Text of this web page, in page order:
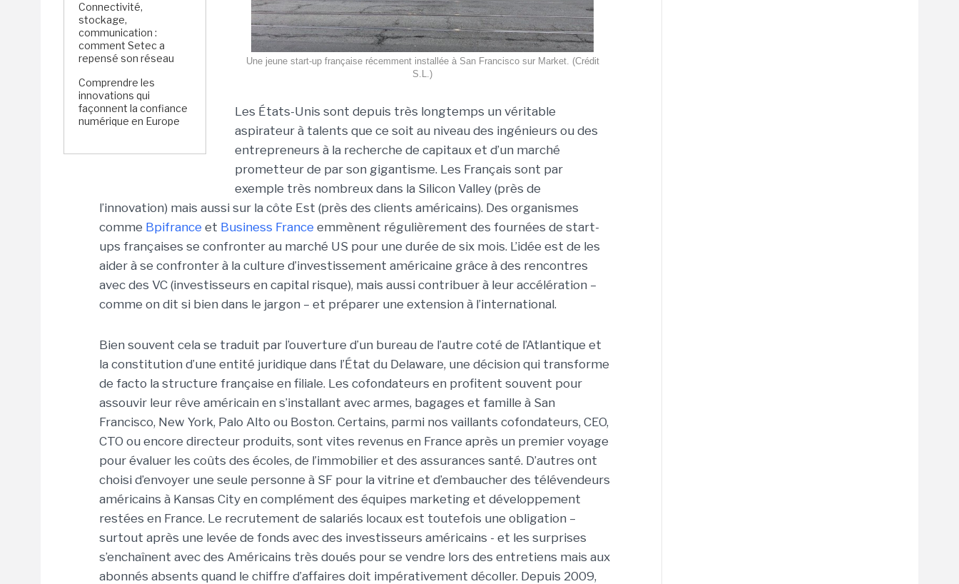
Connectivité,
stockage,
communication :
comment Setec a
repensé son réseau
Comprendre les
innovations qui
façonnent la confiance
numérique en Europe
Une jeune start-up française récemment installée à San Francisco sur Market. (Crédit
S.L.)
Les États-Unis sont depuis très longtemps un véritable
aspirateur à talents que ce soit au niveau des ingénieurs ou des
entrepreneurs à la recherche de capitaux et d’un marché
prometteur de par son gigantisme. Les Français sont par
exemple très nombreux dans la Silicon Valley (près de
l’innovation) mais aussi sur la côte Est (près des clients américains). Des organismes
comme Bpifrance et Business France emmènent régulièrement des fournées de start-
ups françaises se confronter au marché US pour une durée de six mois. L’idée est de les
aider à se confronter à la culture d’investissement américaine grâce à des rencontres
avec des VC (investisseurs en capital risque), mais aussi contribuer à leur accélération –
comme on dit si bien dans le jargon – et préparer une extension à l’international.
Bien souvent cela se traduit par l’ouverture d’un bureau de l’autre coté de l’Atlantique et
la constitution d’une entité juridique dans l’État du Delaware, une décision qui transforme
de facto la structure française en filiale. Les cofondateurs en profitent souvent pour
assouvir leur rêve américain en s’installant avec armes, bagages et famille à San
Francisco, New York, Palo Alto ou Boston. Certains, parmi nos vaillants cofondateurs, CEO,
CTO ou encore directeur produits, sont vites revenus en France après un premier voyage
pour évaluer les coûts des écoles, de l’immobilier et des assurances santé. D’autres ont
choisi d’envoyer une seule personne à SF pour la vitrine et d’embaucher des télévendeurs
américains à Kansas City en complément des équipes marketing et développement
restées en France. Le recrutement de salariés locaux est toutefois une obligation –
surtout après une levée de fonds avec des investisseurs américains - et les surprises
s’enchaînent avec des Américains très doués pour se vendre lors des entretiens mais aux
abonnés absents quand le chiffre d’affaires doit impérativement décoller. Depuis 2009,